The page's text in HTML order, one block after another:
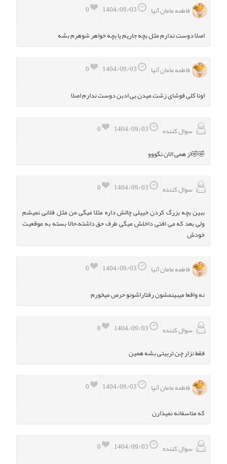
0
فاطمه مامان آنیا
اصلا دوست ندارم مثل بچه جاریم یا بچه خواهر شوهرم بشه
0
فاطمه مامان آنیا
اونا کلی فوشای زشت میدن بی ادبن دوست ندارم اصلا
0
سوال کننده
🤣🤣از همی الان نگووو
0
سوال کننده
ببین بچه بزرگ کردن خییلی چالش داره مثلا میگی من مثل فلانی نمیشم
ولی بعد که می افتی داخلش میگی طرف حق داشته،حالا بسته به موقعیت
خودش
0
فاطمه مامان آنیا
نه واقعا میبینمشون رفتاراشونو حرص میخورم
0
سوال کننده
فقط نزار چن تربیتی بشه همین
0
فاطمه مامان آنیا
که متاسفانه نمیذارن
0
سوال کننده